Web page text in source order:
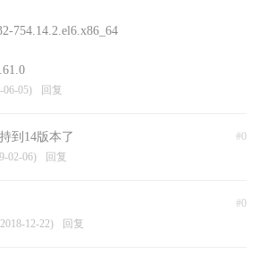
754.14.2.el6.x86_64
06-05) 回复
#0
到14版本了
02-06) 回复
#0
12-22) 回复